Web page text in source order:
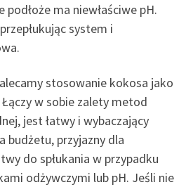
podłoże ma niewłaściwe pH.
system i
stosowanie kokosa jako
w sobie zalety metod
jest łatwy i wybaczający
budżetu, przyjazny dla
do spłukania w przypadku
odżywczymi lub pH. Jeśli nie